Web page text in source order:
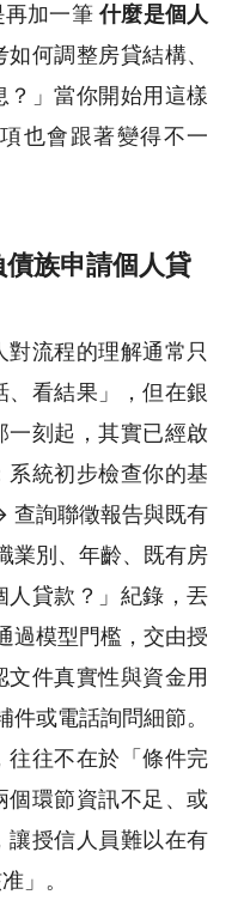
再加一筆什麼是個人
何調整房貸結構、
」當你開始用這樣
也會跟著變得不一
族申請個人貸
流程的理解通常只
看結果」，但在銀
刻起，其實已經啟
統初步檢查你的基
查詢聯徵報告與既有
業別、年齡、既有房
人貸款？」紀錄，丟
過模型門檻，交由授
件真實性與資金用
或電話詢問細節。
往往不在於「條件完
個環節資訊不足、或
讓授信人員難以在有
」。